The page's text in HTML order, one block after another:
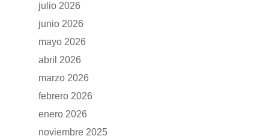
julio 2026
junio 2026
mayo 2026
abril 2026
marzo 2026
febrero 2026
enero 2026
noviembre 2025